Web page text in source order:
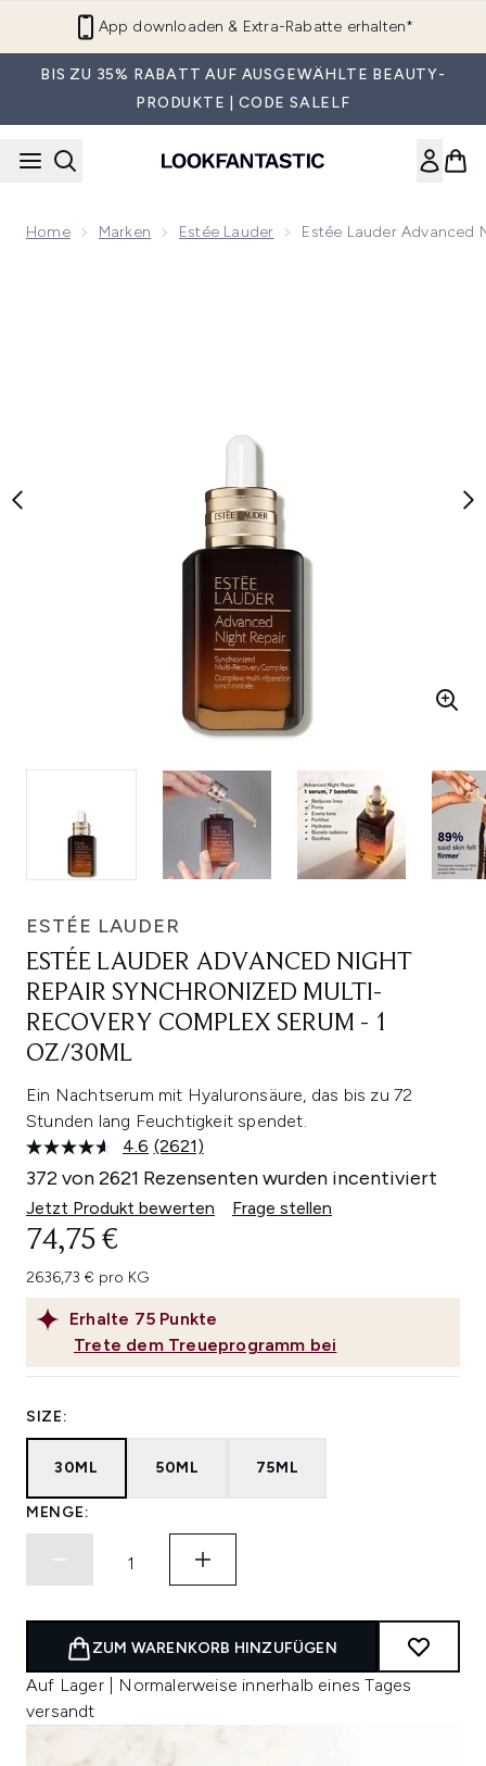
App downloaden & Extra-Rabatte erhalten*
BIS ZU 35% RABATT AUF AUSGEWÄHLTE BEAUTY-
PRODUKTE | CODE SALELF
Home Marken Estée Lauder Estée Lauder Advanced
ESTÉE LAUDER
ESTÉE LAUDER ADVANCED NIGHT
REPAIR SYNCHRONIZED MULTI-
RECOVERY COMPLEX SERUM - 1
OZ/30ML
Ein Nachtserum mit Hyaluronsäure, das bis zu 72
Stunden lang Feuchtigkeit spendet.
4.6 2621
Bewertungen
lesen.
Link
(2621)
372 von 2621 Rezensenten wurden incentiviert
Jetzt Produkt bewerten Frage stellen
Erhalte 75 Punkte
Trete dem Treueprogramm bei
74,75 €
2636,73 € pro KG
SIZE:
30ML 50ML 75ML
MENGE:
ZUM WARENKORB HINZUFÜGEN
Auf Lager | Normalerweise innerhalb eines Tages
versandt